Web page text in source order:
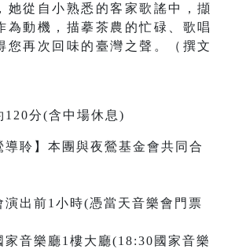
她從自小熟悉的客家歌謠中，擷
為動機，描摹茶農的忙碌、歌唱
您再次回味的臺灣之聲。（撰文
120分(含中場休息)
導聆】本團與夜鶯基金會共同合
演出前1小時(憑當天音樂會門票
家音樂廳1樓大廳(18:30國家音樂